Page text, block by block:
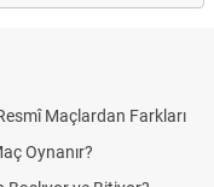
Maçlardan Farkları
Oynanır?